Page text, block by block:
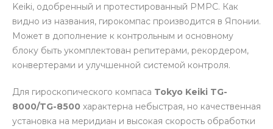
Keiki, одобренный и протестированный РМРС. Как
видно из названия, гирокомпас производится в Японии.
Может в дополнение к контрольным и основному
блоку быть укомплектован репитерами, рекордером,
конвертерами и улучшенной системой контроля.
Для гироскопического компаса Tokyo Keiki TG-
8000/TG-8500 характерна небыстрая, но качественная
установка на меридиан и высокая скорость обработки